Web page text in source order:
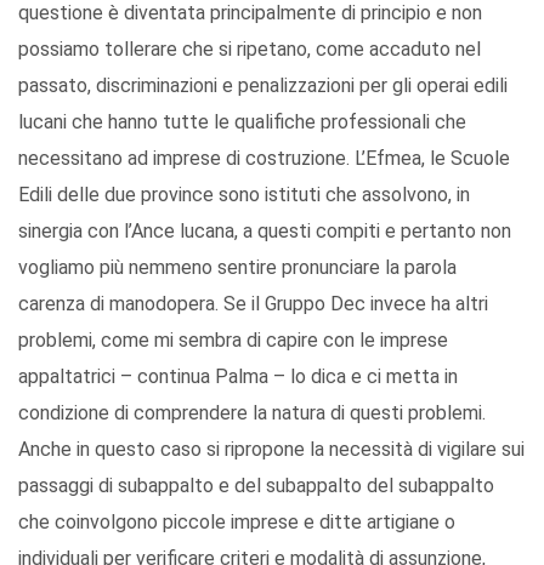
questione è diventata principalmente di principio e non
possiamo tollerare che si ripetano, come accaduto nel
passato, discriminazioni e penalizzazioni per gli operai edili
lucani che hanno tutte le qualifiche professionali che
necessitano ad imprese di costruzione. L’Efmea, le Scuole
Edili delle due province sono istituti che assolvono, in
sinergia con l’Ance lucana, a questi compiti e pertanto non
vogliamo più nemmeno sentire pronunciare la parola
carenza di manodopera. Se il Gruppo Dec invece ha altri
problemi, come mi sembra di capire con le imprese
appaltatrici – continua Palma – lo dica e ci metta in
condizione di comprendere la natura di questi problemi.
Anche in questo caso si ripropone la necessità di vigilare sui
passaggi di subappalto e del subappalto del subappalto
che coinvolgono piccole imprese e ditte artigiane o
individuali per verificare criteri e modalità di assunzione,